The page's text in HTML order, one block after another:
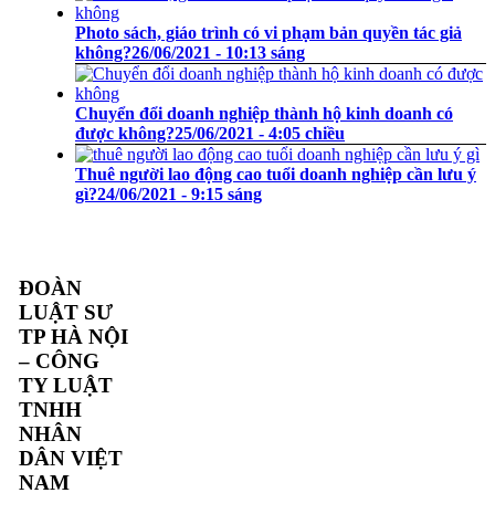
Photo sách, giáo trình có vi phạm bản quyền tác giả
không?26/06/2021 - 10:13 sáng
Chuyển đổi doanh nghiệp thành hộ kinh doanh có
được không?25/06/2021 - 4:05 chiều
Thuê người lao động cao tuổi doanh nghiệp cần lưu ý
gì?24/06/2021 - 9:15 sáng
ĐOÀN
LUẬT SƯ
TP HÀ NỘI
– CÔNG
TY LUẬT
TNHH
NHÂN
DÂN VIỆT
NAM